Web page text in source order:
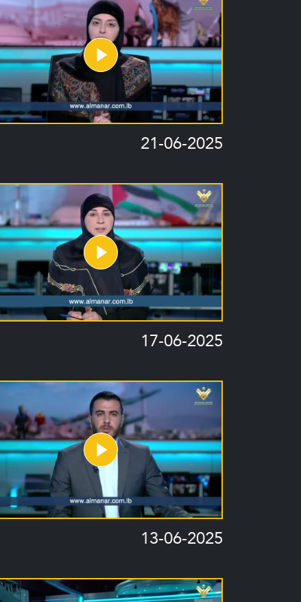
21-06-2025
17-06-2025
13-06-2025